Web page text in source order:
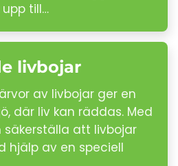
till…
livbojar
av livbojar ger en
där liv kan räddas. Med
säkerställa att livbojar
hjälp av en speciell